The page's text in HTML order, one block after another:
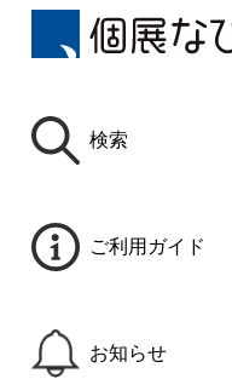
検索
ご利用ガイド
お知らせ